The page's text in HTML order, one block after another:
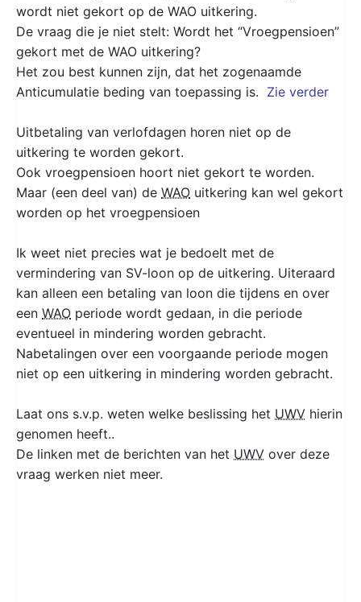
wordt niet gekort op de WAO uitkering.
De vraag die je niet stelt: Wordt het “Vroegpensioen”
gekort met de WAO uitkering?
Het zou best kunnen zijn, dat het zogenaamde
Anticumulatie beding van toepassing is. Zie verder
Uitbetaling van verlofdagen horen niet op de
uitkering te worden gekort.
Ook vroegpensioen hoort niet gekort te worden.
Maar (een deel van) de WAO uitkering kan wel gekort
worden op het vroegpensioen
Ik weet niet precies wat je bedoelt met de
vermindering van SV-loon op de uitkering. Uiteraard
kan alleen een betaling van loon die tijdens en over
een WAO periode wordt gedaan, in die periode
eventueel in mindering worden gebracht.
Nabetalingen over een voorgaande periode mogen
niet op een uitkering in mindering worden gebracht.
Laat ons s.v.p. weten welke beslissing het UWV hierin
genomen heeft..
De linken met de berichten van het UWV over deze
vraag werken niet meer.